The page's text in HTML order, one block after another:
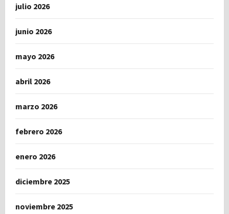
julio 2026
junio 2026
mayo 2026
abril 2026
marzo 2026
febrero 2026
enero 2026
diciembre 2025
noviembre 2025